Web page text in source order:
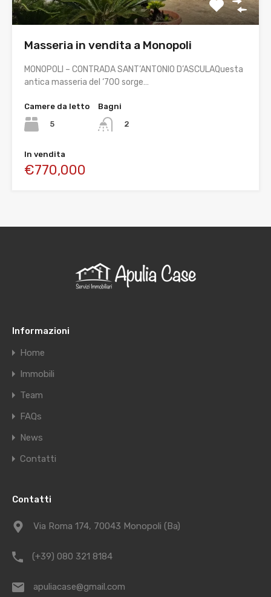
Masseria in vendita a Monopoli
MONOPOLI – CONTRADA SANT’ANTONIO D’ASCULAQuesta
antica masseria del ‘700 sorge…
Camere da letto
5
Bagni
2
In vendita
€770,000
Informazioni
Home
Immobili
Team
FAQs
News
Contatti
Contatti
Via Roma 174, 70043 Monopoli (Ba)
(+39) 080 321 8184
apuliacase@gmail.com